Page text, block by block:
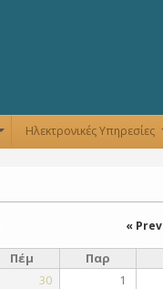
Ηλεκτρονικές Υπηρεσίες
« Prev
Πέμ Παρ
30 1